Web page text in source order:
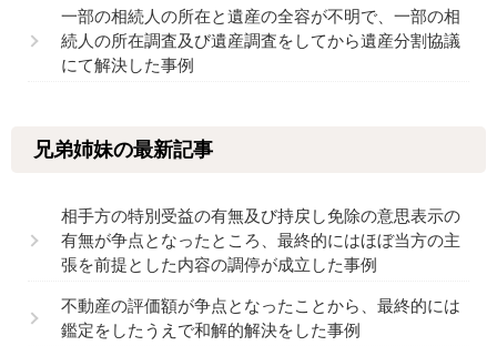
一部の相続人の所在と遺産の全容が不明で、一部の相
続人の所在調査及び遺産調査をしてから遺産分割協議
にて解決した事例
兄弟姉妹の最新記事
相手方の特別受益の有無及び持戻し免除の意思表示の
有無が争点となったところ、最終的にはほぼ当方の主
張を前提とした内容の調停が成立した事例
不動産の評価額が争点となったことから、最終的には
鑑定をしたうえで和解的解決をした事例